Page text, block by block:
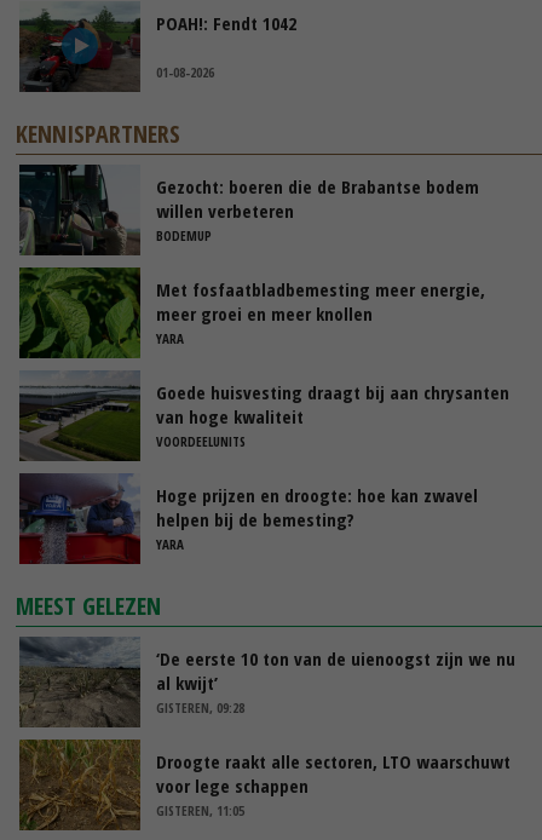
POAH!: Fendt 1042
01-08-2026
KENNISPARTNERS
Gezocht: boeren die de Brabantse bodem
willen verbeteren
BODEMUP
Met fosfaatbladbemesting meer energie,
meer groei en meer knollen
YARA
Goede huisvesting draagt bij aan chrysanten
van hoge kwaliteit
VOORDEELUNITS
Hoge prijzen en droogte: hoe kan zwavel
helpen bij de bemesting?
YARA
MEEST GELEZEN
‘De eerste 10 ton van de uienoogst zijn we nu
al kwijt’
GISTEREN, 09:28
Droogte raakt alle sectoren, LTO waarschuwt
voor lege schappen
GISTEREN, 11:05